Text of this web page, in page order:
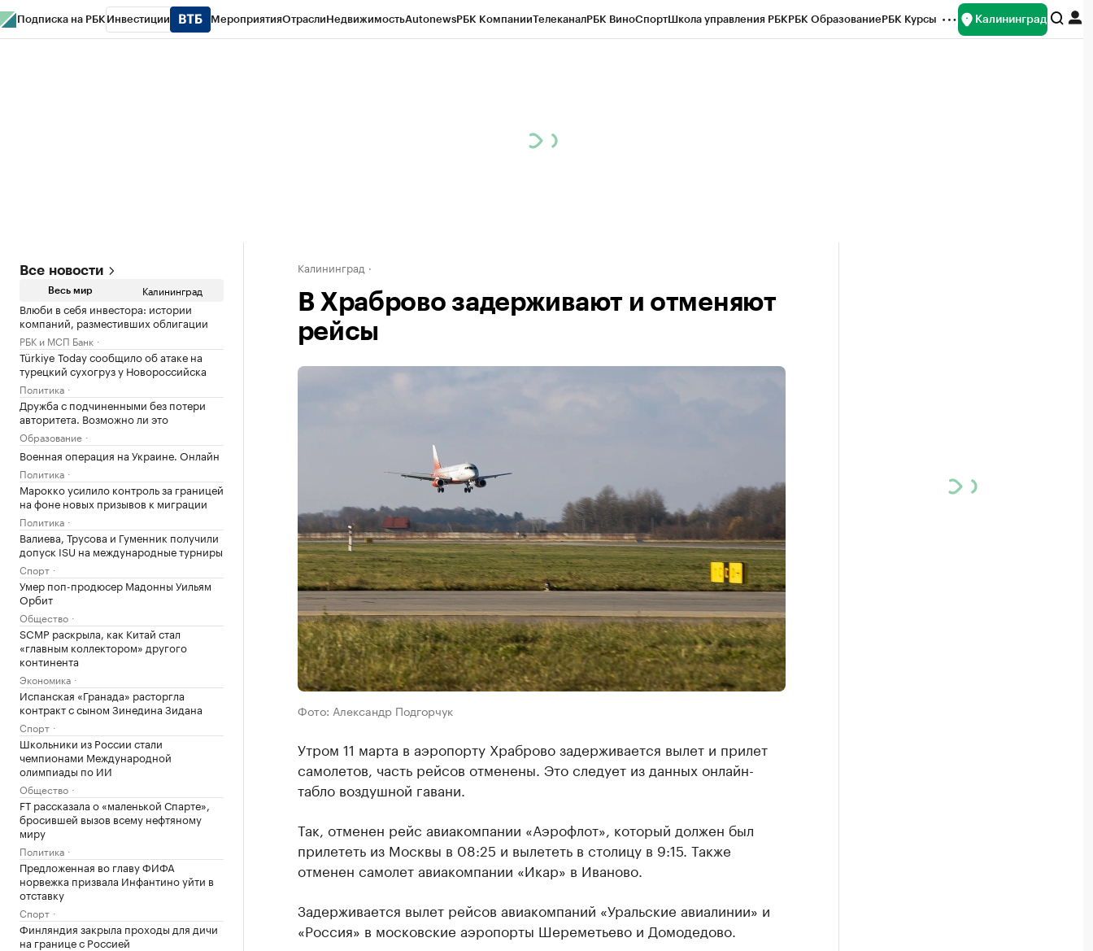
Подписка на РБК Инвестиции МероприятияОтраслиНедвижимостьAutonewsРБК КомпанииТелеканалРБК ВиноСпортШкола управления РБКРБК ОбразованиеРБК Курсы Калининград
Все новости
Весь мир Калининград
Влюби в себя инвестора: истории
компаний, разместивших облигации
РБК и МСП Банк
Türkiye Today сообщило об атаке на
турецкий сухогруз у Новороссийска
Политика
Дружба с подчиненными без потери
авторитета. Возможно ли это
Образование
Военная операция на Украине. Онлайн
Политика
Марокко усилило контроль за границей
на фоне новых призывов к миграции
Политика
Валиева, Трусова и Гуменник получили
допуск ISU на международные турниры
Спорт
Умер поп-продюсер Мадонны Уильям
Орбит
Общество
SCMP раскрыла, как Китай стал
«главным коллектором» другого
континента
Экономика
Испанская «Гранада» расторгла
контракт с сыном Зинедина Зидана
Спорт
Школьники из России стали
чемпионами Международной
олимпиады по ИИ
Общество
FT рассказала о «маленькой Спарте»,
бросившей вызов всему нефтяному
миру
Политика
Предложенная во главу ФИФА
норвежка призвала Инфантино уйти в
отставку
Спорт
Финляндия закрыла проходы для дичи
на границе с Россией
Калининград
В Храброво задерживают и отменяют
рейсы
Фото: Александр Подгорчук
Утром 11 марта в аэропорту Храброво задерживается вылет и прилет
самолетов, часть рейсов отменены. Это следует из данных онлайн-
табло воздушной гавани.
Так, отменен рейс авиакомпании «Аэрофлот», который должен был
прилететь из Москвы в 08:25 и вылететь в столицу в 9:15. Также
отменен самолет авиакомпании «Икар» в Иваново.
Задерживается вылет рейсов авиакомпаний «Уральские авиалинии» и
«Россия» в московские аэропорты Шереметьево и Домодедово.